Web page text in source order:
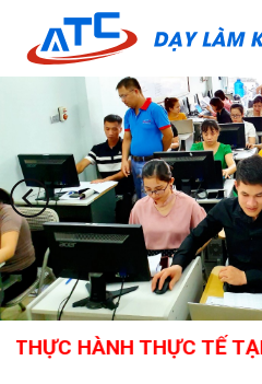
content
HÀNH THỰC TẾ TẠI